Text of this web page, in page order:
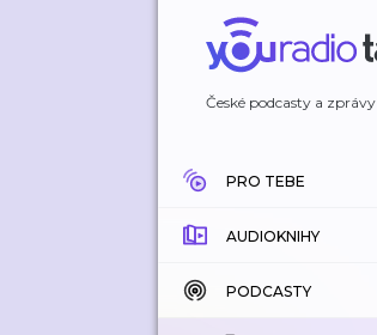
České podcasty a zprávy
PRO TEBE
AUDIOKNIHY
KATALOG
PODCASTY